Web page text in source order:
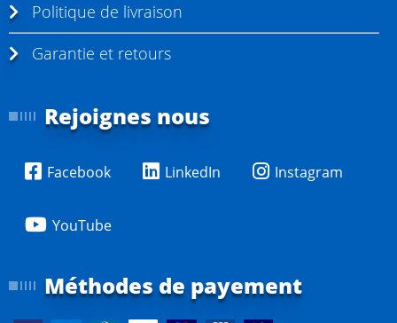
Politique de livraison
Garantie et retours
Rejoignes nous
Facebook LinkedIn Instagram
YouTube
Méthodes de payement